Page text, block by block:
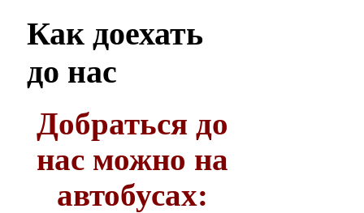
Как доехать
до нас
Добраться до
нас можно на
автобусах: